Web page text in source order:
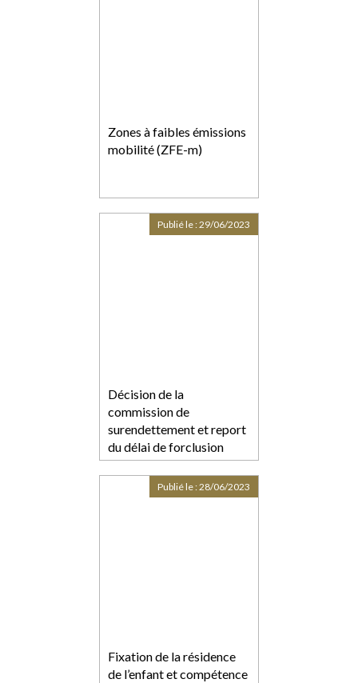
Zones à faibles émissions
mobilité (ZFE-m)
Décision de la
commission de
surendettement et report
du délai de forclusion
Publié le :29/06/2023
Fixation de la résidence
de l’enfant et compétence
Publié le :28/06/2023